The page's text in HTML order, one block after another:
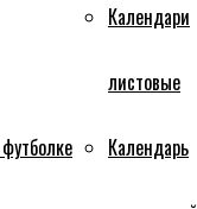
Календари
листовые
Календарь